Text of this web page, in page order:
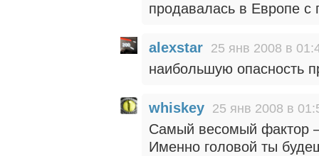
продавалась в Европе
alexstar 25 янв 2008 в
наибольшую опасность
whiskey 25 янв 2008 в
Самый весомый фактор
Именно головой ты